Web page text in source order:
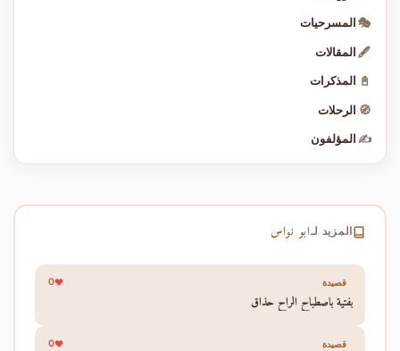
🎭 المسرحيات
🖋️ المقالات
📓 المذكرات
🧭 الرحلات
✍️ المؤلفون
المزيد لـابو نواس
قصيدة 0
بفتية باصطباح الراح حذاق
قصيدة 0